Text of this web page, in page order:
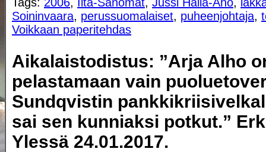
Soininvaara, perussuomalaiset, puheenjohtaja,
Voikkaan paperitehdas
Aikalaistodistus: ”Arja Alho
pelastamaan vain
Sundqvistin
sai sen kunniaksi potkut.”
Ylessä 24.01.2017.